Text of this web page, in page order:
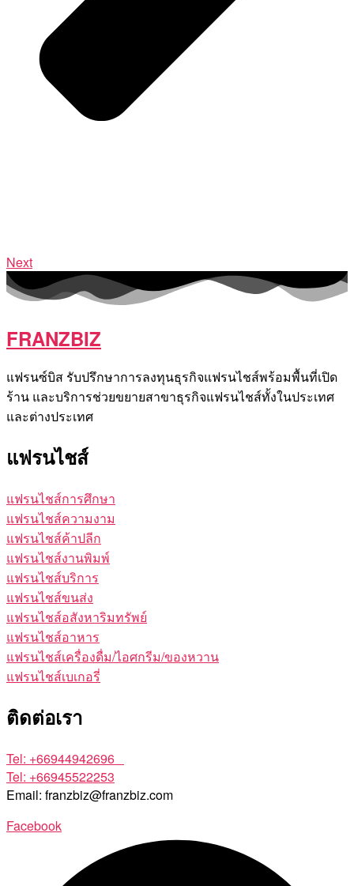
Next
FRANZBIZ
แฟรนซ์บิส รับปรึกษาการลงทุนธุรกิจแฟรนไชส์พร้อมพื้นที่เปิด
ร้าน และบริการช่วยขยายสาขาธุรกิจแฟรนไชส์ทั้งในประเทศ
และต่างประเทศ
แฟรนไชส์
แฟรนไชส์การศึกษา
แฟรนไชส์ความงาม
แฟรนไชส์ค้าปลีก
แฟรนไชส์งานพิมพ์
แฟรนไชส์บริการ
แฟรนไชส์ขนส่ง
แฟรนไชส์อสังหาริมทรัพย์
แฟรนไชส์อาหาร
แฟรนไชส์เครื่องดื่ม/ไอศกรีม/ของหวาน
แฟรนไชส์เบเกอรี่
ติดต่อเรา
Tel: +66944942696
Tel: +66945522253
Email: franzbiz@franzbiz.com
Facebook